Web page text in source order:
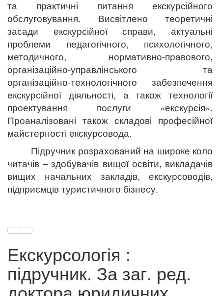
та практичні питання екскурсійного
обслуговування. Висвітлено теоретичні
засади екскурсійної справи, актуальні
проблеми педагогічного, психологічного,
методичного, нормативно-правового,
організаційно-управлінського та
організаційно-технологічного забезпечення
екскурсійної діяльності, а також технології
проектування послуги «екскурсія».
Проаналізовані також складові професійної
майстерності екскурсовода.
Підручник розрахований на широке коло
читачів – здобувачів вищої освіти, викладачів
вищих начальних закладів, екскурсоводів,
підприємців туристичного бізнесу.
Екскурсологія :
підручник. За заг. ред.